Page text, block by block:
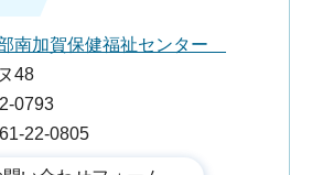
南加賀保健福祉センター
48
0793
22-0805